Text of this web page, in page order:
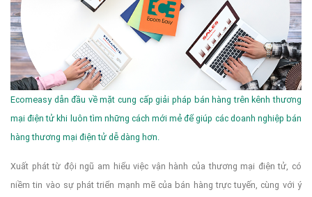
Ecomeasy dẫn đầu về mặt cung cấp giải pháp bán hàng trên kênh thương
mại điện tử khi luôn tìm những cách mới mẻ để giúp các doanh nghiệp bán
hàng thương mại điện tử dễ dàng hơn.
Xuất phát từ đội ngũ am hiểu việc vận hành của thương mại điện tử, có
niềm tin vào sự phát triển mạnh mẽ của bán hàng trực tuyến, cùng với ý